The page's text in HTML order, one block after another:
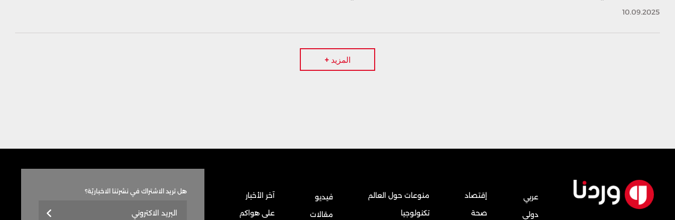
10.09.2025
المزيد +
عربي
دولي
إقتصاد
صحة
منوعات حول العالم
تكنولوجيا
فيديو
مقالات
آخر الأخبار
على هواكم
هل تريد الاشتراك في نشرتنا الاخباريّة؟